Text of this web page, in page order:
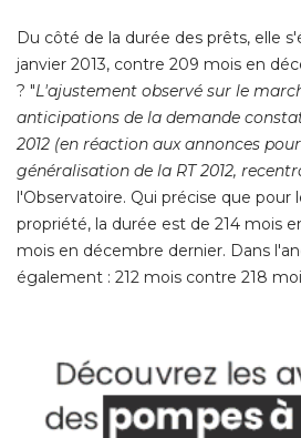
Du côté de la durée des prêts, elle
janvier 2013, contre 209 mois en
? "L'ajustement observé sur le
anticipations de la demande
2012 (en réaction aux annonces
généralisation de la RT 2012,
l'Observatoire. Qui précise que pour
propriété, la durée est de 214 mois
mois en décembre dernier. Dans
également : 212 mois contre 218